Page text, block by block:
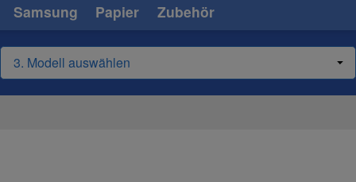
Samsung Papier Zubehör